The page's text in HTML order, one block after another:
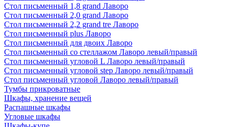
Стол письменный 1,8 grand Лаворо
Стол письменный 2,0 grand Лаворо
Стол письменный 2,2 grand tre Лаворо
Стол письменный plus Лаворо
Стол письменный для двоих Лаворо
Стол письменный со стеллажом Лаворо левый/правый
Стол письменный угловой L Лаворо левый/правый
Стол письменный угловой step Лаворо левый/правый
Стол письменный угловой Лаворо левый/правый
Тумбы прикроватные
Шкафы, хранение вещей
Распашные шкафы
Угловые шкафы